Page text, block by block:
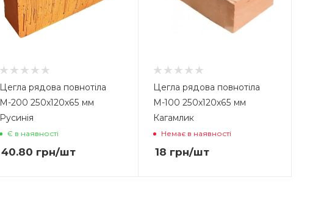
Цегла рядова повнотіла
М-200 250х120х65 мм
Русинія
Є в наявності
40.80 грн/шт
Цегла рядова повнотіла
М-100 250х120х65 мм
Кагамлик
Немає в наявності
18 грн/шт